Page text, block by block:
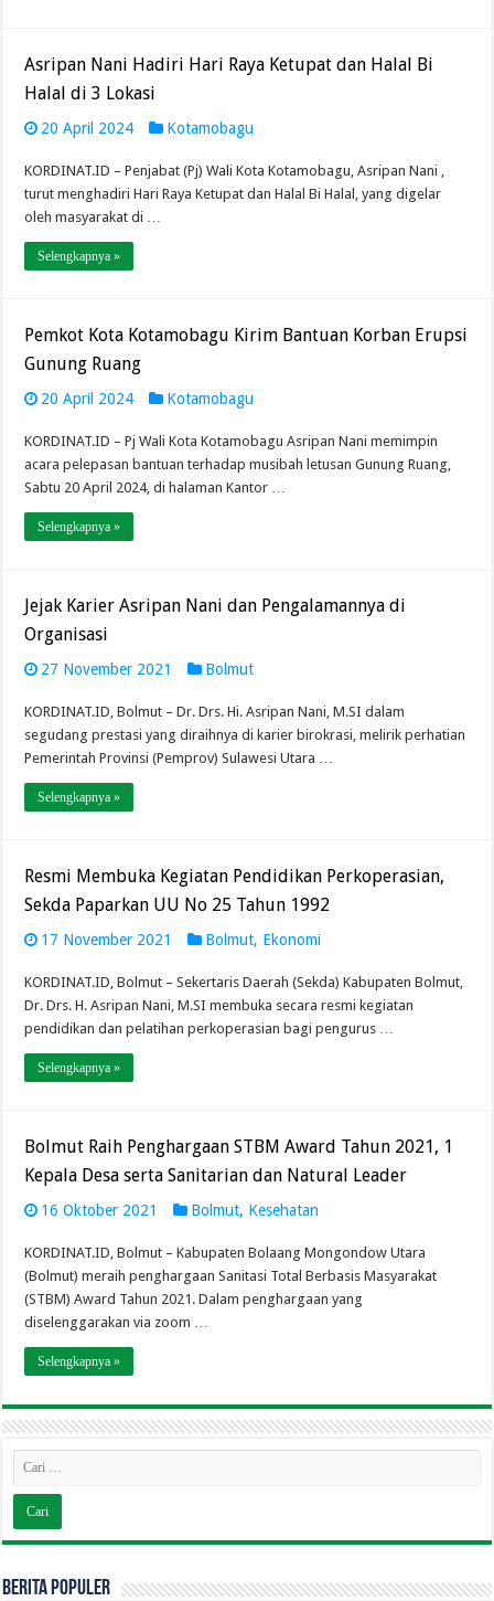
Asripan Nani Hadiri Hari Raya Ketupat dan Halal Bi
Halal di 3 Lokasi
20 April 2024 Kotamobagu
KORDINAT.ID – Penjabat (Pj) Wali Kota Kotamobagu, Asripan Nani ,
turut menghadiri Hari Raya Ketupat dan Halal Bi Halal, yang digelar
oleh masyarakat di …
Selengkapnya »
Pemkot Kota Kotamobagu Kirim Bantuan Korban Erupsi
Gunung Ruang
20 April 2024 Kotamobagu
KORDINAT.ID – Pj Wali Kota Kotamobagu Asripan Nani memimpin
acara pelepasan bantuan terhadap musibah letusan Gunung Ruang,
Sabtu 20 April 2024, di halaman Kantor …
Selengkapnya »
Jejak Karier Asripan Nani dan Pengalamannya di
Organisasi
27 November 2021 Bolmut
KORDINAT.ID, Bolmut – Dr. Drs. Hi. Asripan Nani, M.SI dalam
segudang prestasi yang diraihnya di karier birokrasi, melirik perhatian
Pemerintah Provinsi (Pemprov) Sulawesi Utara …
Selengkapnya »
Resmi Membuka Kegiatan Pendidikan Perkoperasian,
Sekda Paparkan UU No 25 Tahun 1992
17 November 2021 Bolmut, Ekonomi
KORDINAT.ID, Bolmut – Sekertaris Daerah (Sekda) Kabupaten Bolmut,
Dr. Drs. H. Asripan Nani, M.SI membuka secara resmi kegiatan
pendidikan dan pelatihan perkoperasian bagi pengurus …
Selengkapnya »
Bolmut Raih Penghargaan STBM Award Tahun 2021, 1
Kepala Desa serta Sanitarian dan Natural Leader
16 Oktober 2021 Bolmut, Kesehatan
KORDINAT.ID, Bolmut – Kabupaten Bolaang Mongondow Utara
(Bolmut) meraih penghargaan Sanitasi Total Berbasis Masyarakat
(STBM) Award Tahun 2021. Dalam penghargaan yang
diselenggarakan via zoom …
Selengkapnya »
BERITA POPULER